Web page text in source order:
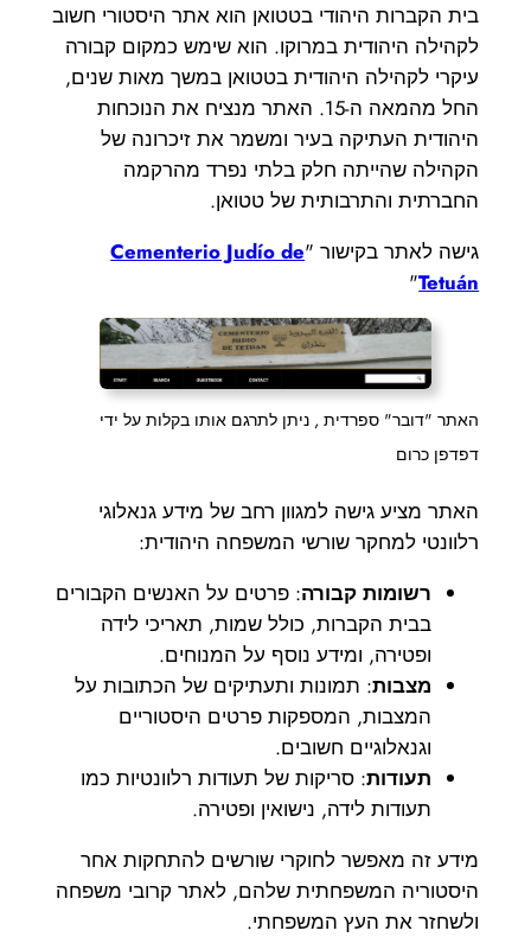
בית הקברות היהודי בטטואן הוא אתר היסטורי חשוב
לקהילה היהודית במרוקו. הוא שימש כמקום קבורה
עיקרי לקהילה היהודית בטטואן במשך מאות שנים,
החל מהמאה ה-15. האתר מנציח את הנוכחות
היהודית העתיקה בעיר ומשמר את זיכרונה של
הקהילה שהייתה חלק בלתי נפרד מהרקמה
החברתית והתרבותית של טטואן.
גישה לאתר בקישור "Cementerio Judío de
Tetuán
"
האתר "דובר" ספרדית , ניתן לתרגם אותו בקלות על ידי
דפדפן כרום
האתר מציע גישה למגוון רחב של מידע גנאלוגי
רלוונטי למחקר שורשי המשפחה היהודית:
רשומות קבורה: פרטים על האנשים הקבורים
בבית הקברות, כולל שמות, תאריכי לידה
ופטירה, ומידע נוסף על המנוחים.
מצבות: תמונות ותעתיקים של הכתובות על
המצבות, המספקות פרטים היסטוריים
וגנאלוגיים חשובים.
תעודות: סריקות של תעודות רלוונטיות כמו
תעודות לידה, נישואין ופטירה.
מידע זה מאפשר לחוקרי שורשים להתחקות אחר
היסטוריה המשפחתית שלהם, לאתר קרובי משפחה
ולשחזר את העץ המשפחתי.